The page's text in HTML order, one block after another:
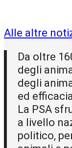
Alle altre
Da oltre
degli
degli
ed
La PSA
a livello
politico,